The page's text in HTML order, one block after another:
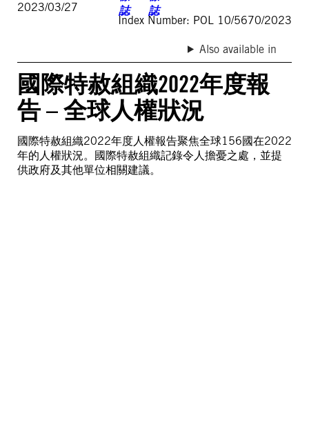
2023/03/27
Index Number: POL 10/5670/2023
Also available in
國際特赦組織2022年度報
告 – 全球人權狀況
國際特赦組織2022年度人權報告聚焦全球156國在2022
年的人權狀況。國際特赦組織記錄令人擔憂之處，並提
供政府及其他單位相關建議。